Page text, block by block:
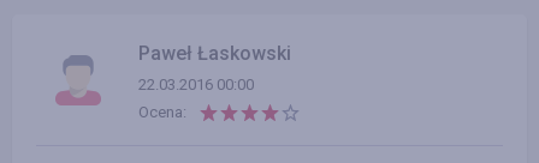
Paweł Łaskowski
22.03.2016 00:00
Ocena: